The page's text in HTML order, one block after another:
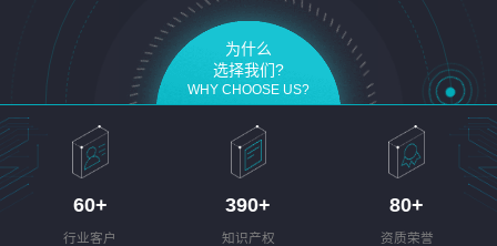
为什么
选择我们?
WHY CHOOSE US?
60+
行业客户
390+
知识产权
80+
资质荣誉